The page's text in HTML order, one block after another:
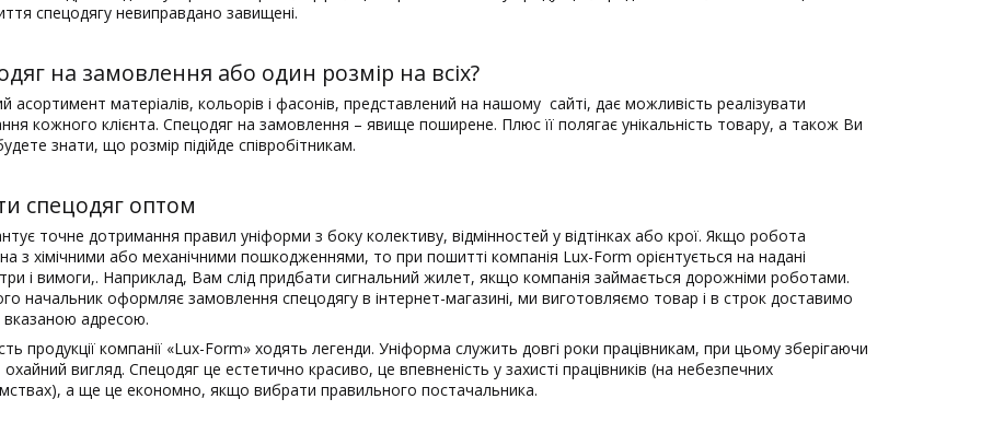
спецодягу невиправдано завищені.
на замовлення або один розмір на всіх?
асортимент матеріалів, кольорів і фасонів, представлений на нашому сайті, дає можливість реалізувати
кожного клієнта. Спецодяг на замовлення – явище поширене. Плюс її полягає унікальність товару, а також Ви
знати, що розмір підійде співробітникам.
спецодяг оптом
точне дотримання правил уніформи з боку колективу, відмінностей у відтінках або крої. Якщо робота
з хімічними або механічними пошкодженнями, то при пошитті компанія Lux-Form орієнтується на надані
і вимоги,. Наприклад, Вам слід придбати сигнальний жилет, якщо компанія займається дорожніми роботами.
начальник оформляє замовлення спецодягу в інтернет-магазині, ми виготовляємо товар і в строк доставимо
вказаною адресою.
продукції компанії «Lux-Form» ходять легенди. Уніформа служить довгі роки працівникам, при цьому зберігаючи
охайний вигляд. Спецодяг це естетично красиво, це впевненість у захисті працівників (на небезпечних
а ще це економно, якщо вибрати правильного постачальника.